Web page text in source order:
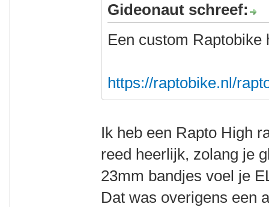
Gideonaut schreef:
Een custom Raptobike
https://raptobike.nl/
Ik heb een Rapto High
reed heerlijk, zolang je
23mm bandjes voel je
Dat was overigens een